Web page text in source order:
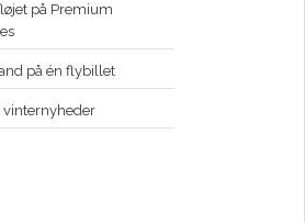
på Premium
på én flybillet